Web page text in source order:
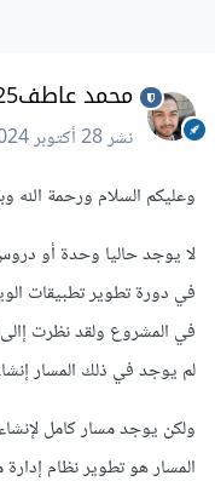
محمد عاطف25
نشر28 أكتوبر 2024
وعليكم السلام ورحمة الله
لا يوجد حاليا وحدة أو
في المشروع ولقد نظرت
لم يوجد في ذلك المسار
ولكن يوجد مسار كامل
المسار هو تطوير نظام